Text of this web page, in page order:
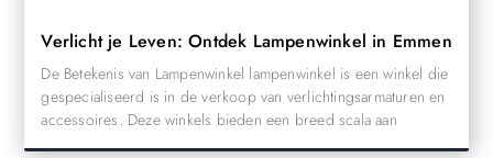
Verlicht je Leven: Ontdek Lampenwinkel in Emmen
De Betekenis van Lampenwinkel lampenwinkel is een winkel die
gespecialiseerd is in de verkoop van verlichtingsarmaturen en
accessoires. Deze winkels bieden een breed scala aan